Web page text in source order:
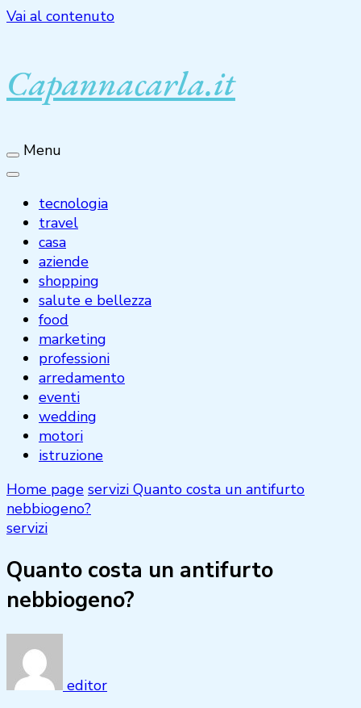
Vai al contenuto
Capannacarla.it
Menu
tecnologia
travel
casa
aziende
shopping
salute e bellezza
food
marketing
professioni
arredamento
eventi
wedding
motori
istruzione
Home page servizi Quanto costa un antifurto
nebbiogeno?
servizi
Quanto costa un antifurto
nebbiogeno?
editor